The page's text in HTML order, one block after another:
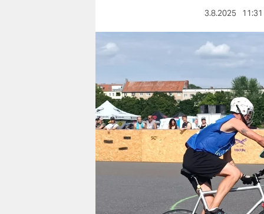
verlag
verlag
veranstaltungen
shop
fragen & hilfe
unterstützen
3.8.2025